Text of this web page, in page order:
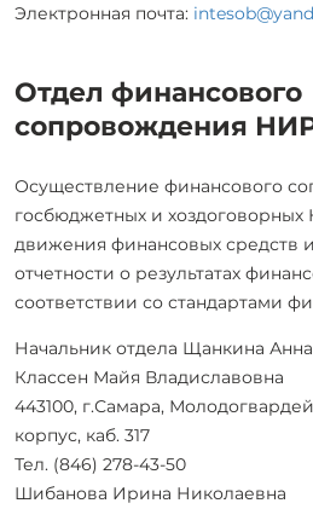
Электронная почта:
Отдел финансового
сопровождения
Осуществление финансового
госбюджетных и
движения финансовых средств
отчетности о результатах
соответствии со стандартами
Начальник отдела Щанкина
Классен Майя Владиславовна
443100, г.Самара,
корпус, каб. 317
Тел. (846) 278-43-50
Шибанова Ирина Николаевна